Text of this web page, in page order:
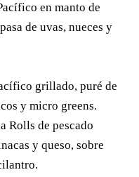
en manto de
de uvas, nueces y
grillado, puré de
y micro greens.
Rolls de pescado
y queso, sobre